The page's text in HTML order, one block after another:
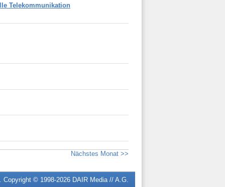
Telekommunikation
Nächstes Monat >>
Copyright © 1998-2026 DAIR Media // A.G.